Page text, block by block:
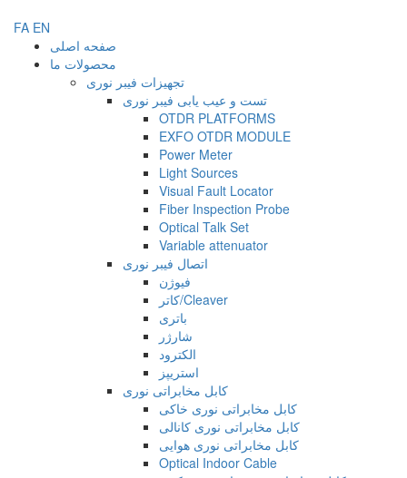
FA EN
صفحه اصلی
محصولات ما
تجهیزات فیبر نوری
تست و عیب یابی فیبر نوری
OTDR PLATFORMS
EXFO OTDR MODULE
Power Meter
Light Sources
Visual Fault Locator
Fiber Inspection Probe
Optical Talk Set
Variable attenuator
اتصال فیبر نوری
فیوژن
کاتر/Cleaver
باتری
شارژر
الکترود
استریپز
کابل مخابراتی نوری
کابل مخابراتی نوری خاکی
کابل مخابراتی نوری کانالی
کابل مخابراتی نوری هوایی
Optical Indoor Cable